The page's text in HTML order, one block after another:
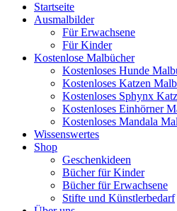
Startseite
Ausmalbilder
Für Erwachsene
Für Kinder
Kostenlose Malbücher
Kostenloses Hunde
Kostenloses Katzen
Kostenloses Sphynx
Kostenloses Einhörner
Kostenloses Mandala
Wissenswertes
Shop
Geschenkideen
Bücher für Kinder
Bücher für Erwachsene
Stifte und Künstlerbedarf